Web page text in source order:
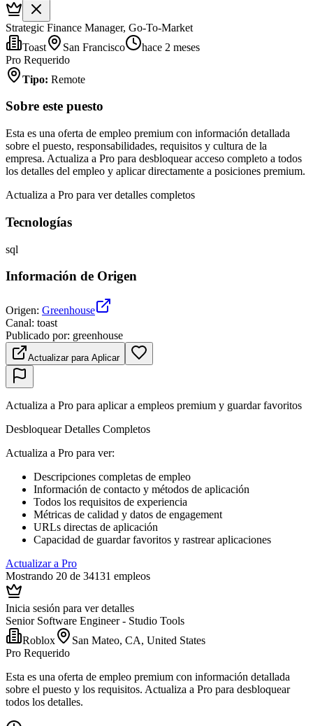
Strategic Finance Manager, Go-To-Market
Toast
San Francisco
hace 2 meses
Pro Requerido
Tipo: Remote
Sobre este puesto
Esta es una oferta de empleo premium con información detallada
sobre el puesto, responsabilidades, requisitos y cultura de la
empresa. Actualiza a Pro para desbloquear acceso completo a todos
los detalles del empleo y aplicar directamente a posiciones premium.
Actualiza a Pro para ver detalles completos
Tecnologías
sql
Información de Origen
Origen: Greenhouse
Canal: toast
Publicado por: greenhouse
Actualizar para Aplicar
Actualiza a Pro para aplicar a empleos premium y guardar favoritos
Desbloquear Detalles Completos
Actualiza a Pro para ver:
Descripciones completas de empleo
Información de contacto y métodos de aplicación
Todos los requisitos de experiencia
Métricas de calidad y datos de engagement
URLs directas de aplicación
Capacidad de guardar favoritos y rastrear aplicaciones
Actualizar a Pro
Mostrando 20 de 34131 empleos
Inicia sesión para ver detalles
Senior Software Engineer - Studio Tools
Roblox
San Mateo, CA, United States
Pro Requerido
Esta es una oferta de empleo premium con información detallada
sobre el puesto y los requisitos. Actualiza a Pro para desbloquear
todos los detalles.